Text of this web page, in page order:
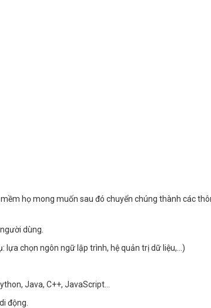
họ mong muốn sau đó chuyển chúng thành các
dùng.
lựa chọn ngôn ngữ lập trình, hệ quản trị dữ liệu,…)
Java, C++, JavaScript…
động.